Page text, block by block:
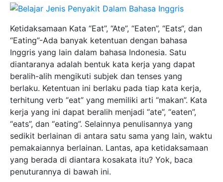
Ketidaksamaan Kata “Eat”, “Ate”, “Eaten”, “Eats“, dan
“Eating”-Ada banyak ketentuan dengan bahasa
Inggris yang lain dalam bahasa Indonesia. Satu
diantaranya adalah bentuk kata kerja yang dapat
beralih-alih mengikuti subjek dan tenses yang
berlaku. Ketentuan ini berlaku pada tiap kata kerja,
terhitung verb “eat” yang memiliki arti “makan”. Kata
kerja yang ini dapat beralih menjadi “ate”, “eaten”,
“eats”, dan “eating”. Selainnya penulisannya yang
sedikit berlainan di antara satu sama yang lain, waktu
pemakaiannya berlainan. Lantas, apa ketidaksamaan
yang berada di diantara kosakata itu? Yok, baca
penuturannya di bawah ini.